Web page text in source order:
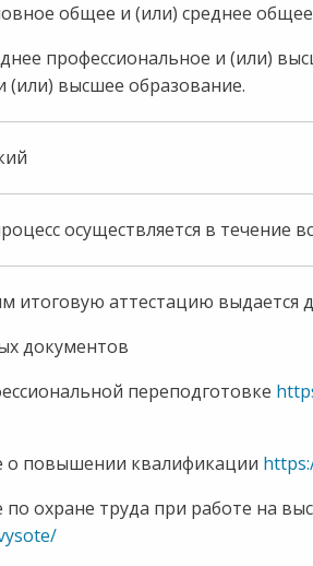
общее и (или) среднее общее
профессиональное и (или)
(или) высшее образование.
осуществляется в течение
аттестацию выдается
документов
переподготовке
повышении квалификации
охране труда при работе на